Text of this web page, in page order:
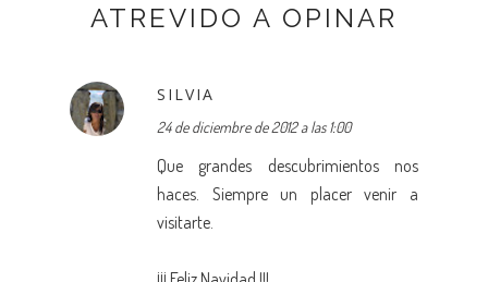
ATREVIDO A OPINAR
SILVIA
24 de diciembre de 2012 a las 1:00
Que grandes descubrimientos nos
haces. Siempre un placer venir a
visitarte.